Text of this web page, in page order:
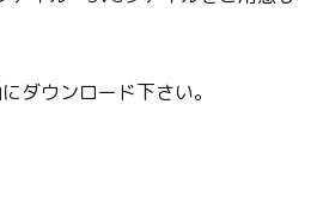
ダウンロード下さい。